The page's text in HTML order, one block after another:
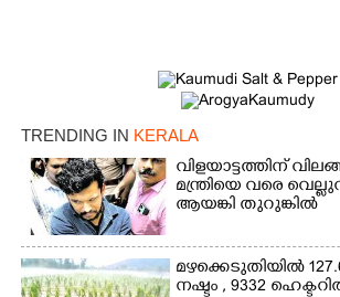
TRENDING IN KERALA
വിളയാട്ടത്തിന്
മന്ത്രിയെ വരെ
ആയങ്കി തുറുങ്കിൽ
മഴക്കെടുതിയിൽ
നഷ്ടം , 9332